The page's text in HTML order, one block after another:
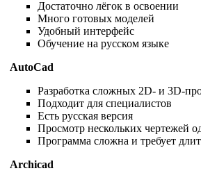
Достаточно лёгок в освоении
Много готовых моделей
Удобный интерфейс
Обучение на русском языке
AutoCad
Разработка сложных 2D- и 3D-
Подходит для специалистов
Есть русская версия
Просмотр нескольких чертежей
Программа сложна и требует
Archicad